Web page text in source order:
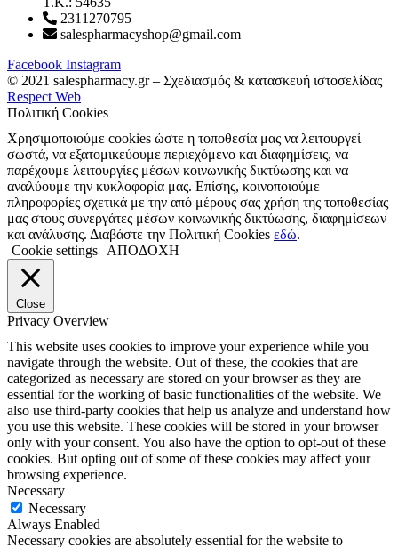
2311270795
salespharmacyshop@gmail.com
Facebook Instagram
© 2021 salespharmacy.gr – Σχεδιασμός & κατασκευή ιστοσελίδας
Respect Web
Πολιτική Cookies
Χρησιμοποιούμε cookies ώστε η τοποθεσία μας να λειτουργεί
σωστά, να εξατομικεύουμε περιεχόμενο και διαφημίσεις, να
παρέχουμε λειτουργίες μέσων κοινωνικής δικτύωσης και να
αναλύουμε την κυκλοφορία μας. Επίσης, κοινοποιούμε
πληροφορίες σχετικά με την από μέρους σας χρήση της τοποθεσίας
μας στους συνεργάτες μέσων κοινωνικής δικτύωσης, διαφημίσεων
και ανάλυσης. Διαβάστε την Πολιτική Cookies εδώ.
Cookie settings
ΑΠΟΔΟΧΗ
Close
Privacy Overview
This website uses cookies to improve your experience while you
navigate through the website. Out of these, the cookies that are
categorized as necessary are stored on your browser as they are
essential for the working of basic functionalities of the website. We
also use third-party cookies that help us analyze and understand how
you use this website. These cookies will be stored in your browser
only with your consent. You also have the option to opt-out of these
cookies. But opting out of some of these cookies may affect your
browsing experience.
Necessary
Necessary
Always Enabled
Necessary cookies are absolutely essential for the website to